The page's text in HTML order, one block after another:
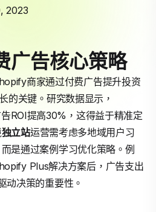
2023
广告核心策略
商家通过付费广告提升投资
的关键。研究数据显示，
ROI提高30%，这得益于精准定
独立站运营需考虑多地域用户习
是通过案例学习优化策略。例
Plus解决方案后，广告支出
动决策的重要性。